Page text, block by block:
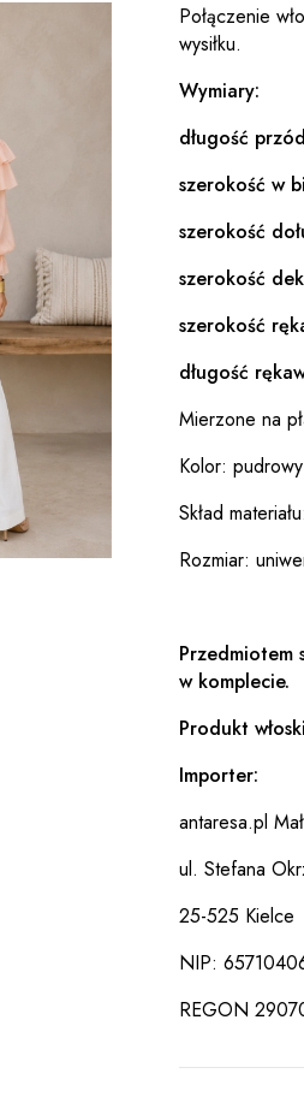
Połączenie
wysiłku.
Wymiary:
długość
szerokość w
szerokość
szerokość
szerokość
długość
Mierzone na
Kolor:
Skład
Rozmiar:
Przedmiotem
w komplecie.
Produkt włoski
Importer:
antaresa.pl
ul. Stefana
25-525 Kielce
NIP:
REGON